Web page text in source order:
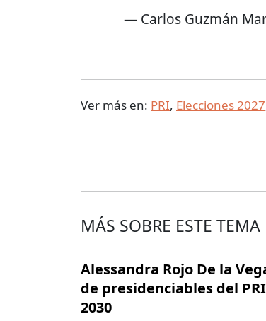
— Carlos Guzmán
Ver más en: PRI, Elecciones 2027
MÁS SOBRE ESTE TEMA
Alessandra Rojo De la
de presidenciables del
2030